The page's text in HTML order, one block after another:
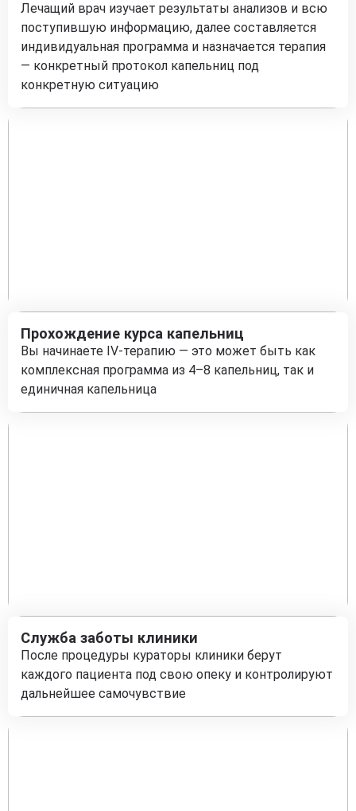
Лечащий врач изучает результаты анализов и всю
поступившую информацию, далее составляется
индивидуальная программа и назначается терапия
— конкретный протокол капельниц под
конкретную ситуацию
Прохождение курса капельниц
Вы начинаете IV-терапию — это может быть как
комплексная программа из 4–8 капельниц, так и
единичная капельница
Служба заботы клиники
После процедуры кураторы клиники берут
каждого пациента под свою опеку и контролируют
дальнейшее самочувствие